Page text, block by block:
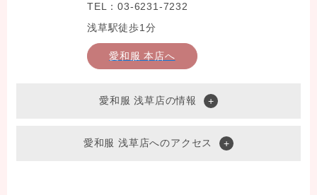
TEL：03-6231-7232
浅草駅徒歩1分
愛和服 本店へ
愛和服 浅草店の情報
愛和服 浅草店へのアクセス